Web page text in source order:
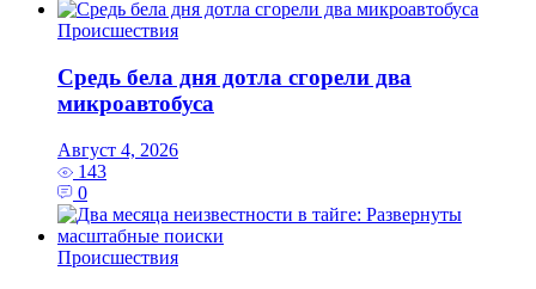
Происшествия
Средь бела дня дотла сгорели два
микроавтобуса
Август 4, 2026
143
0
Происшествия